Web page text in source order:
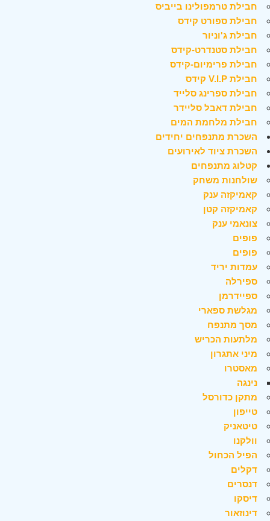
חבילת טרמפולינו בייביס
חבילת ספורט קידס
חבילת ג'וניור
חבילת סטנדרט-קידס
חבילת פרימיום-קידס
חבילת V.I.P קידס
חבילת ספרינג סלייד
חבילת דאבל סליידר
חבילת מלחמת המים
השכרת מתנפחים יחידים
השכרת ציוד לאירועים
קטלוג מתנפחים
שולחנות משחק
קאמיקזה ענק
קאמיקזה קטן
צונאמי ענק
פופים
פופים
עמדות יריד
ספירלה
ספיידרמן
מגלשת ספארי
מסך מתנפח
מלתעות הכריש
מיני אתגרון
מאסטרו
נינגה
מתקן כדורסל
טייפון
טיטאניק
וולקנו
הפיל הכחול
דקלים
דנסרים
דיסקו
דינוזאור